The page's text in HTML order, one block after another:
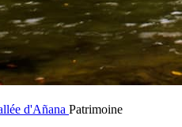
d'Añana Patrimoine